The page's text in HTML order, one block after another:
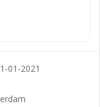
01-2021